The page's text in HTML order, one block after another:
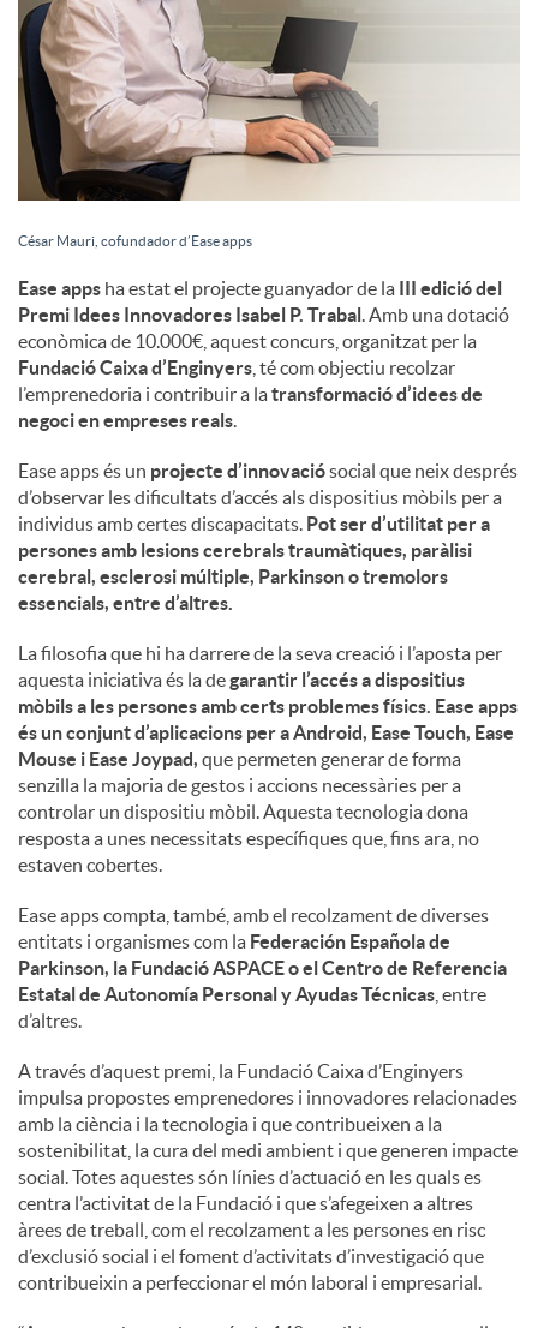
César Mauri, cofundador d’Ease apps
Ease apps ha estat el projecte guanyador de la III edició del
Premi Idees Innovadores Isabel P. Trabal. Amb una dotació
econòmica de 10.000€, aquest concurs, organitzat per la
Fundació Caixa d’Enginyers , té com objectiu recolzar
l’emprenedoria i contribuir a latransformació d’idees de
negoci en empreses reals.
Ease apps és un projecte d’innovaciósocial que neix després
d’observar les dificultats d’accés als dispositius mòbils per a
individus amb certes discapacitats. Pot ser d’utilitat per a
persones amb lesions cerebrals traumàtiques, paràlisi
cerebral, esclerosi múltiple, Parkinson o tremolors
essencials, entre d’altres.
La filosofia que hi ha darrere de la seva creació i l’aposta per
aquesta iniciativa és la degarantir l’accés a dispositius
mòbils a les persones amb certs problemes físics. Ease apps
és un conjunt d’aplicacions per a Android, Ease Touch, Ease
Mouse i Ease Joypad, que permeten generar de forma
senzilla la majoria de gestos i accions necessàries per a
controlar un dispositiu mòbil. Aquesta tecnologia dona
resposta a unes necessitats específiques que, fins ara, no
estaven cobertes.
Ease apps compta, també, amb el recolzament de diverses
entitats i organismes com la Federación Española de
Parkinson, la Fundació ASPACE o el Centro de Referencia
Estatal de Autonomía Personal y Ayudas Técnicas , entre
d’altres.
A través d’aquest premi, la Fundació Caixa d’Enginyers
impulsa propostes emprenedores i innovadores relacionades
amb la ciència i la tecnologia i que contribueixen a la
sostenibilitat, la cura del medi ambient i que generen impacte
social. Totes aquestes són línies d’actuació en les quals es
centra l’activitat de la Fundació i que s’afegeixen a altres
àrees de treball, com el recolzament a les persones en risc
d’exclusió social i el foment d’activitats d’investigació que
contribueixin a perfeccionar el món laboral i empresarial.